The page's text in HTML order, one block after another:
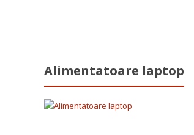
Alimentatoare laptop